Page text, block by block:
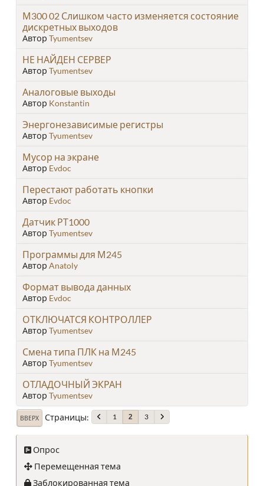
М300 02 Слишком часто изменяется состояние
дискретных выходов
Автор Tyumentsev
НЕ НАЙДЕН СЕРВЕР
Автор Tyumentsev
Аналоговые выходы
Автор Konstantin
Энергонезависимые регистры
Автор Tyumentsev
Мусор на экране
Автор Evdoc
Перестают работать кнопки
Автор Evdoc
Датчик РТ1000
Автор Tyumentsev
Программы для М245
Автор Anatoly
Формат вывода данных
Автор Evdoc
ОТКЛЮЧАТСЯ КОНТРОЛЛЕР
Автор Tyumentsev
Смена типа ПЛК на М245
Автор Tyumentsev
ОТЛАДОЧНЫЙ ЭКРАН
Автор Tyumentsev
ВВЕРХ Страницы 1 2 3
Опрос
Перемещенная тема
Заблокированная тема